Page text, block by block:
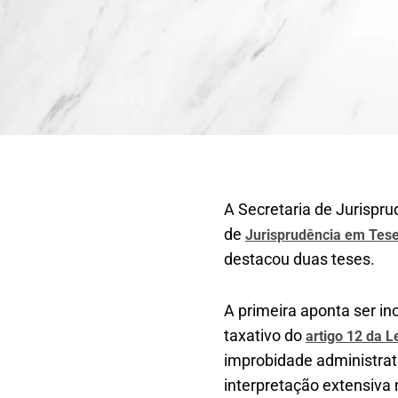
A Secretaria de
de Jurisprudência em
destacou duas teses.
A primeira aponta ser
taxativo do artigo 12 da
improbidade
interpretação extensiva